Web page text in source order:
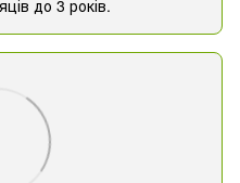
до 3 років.